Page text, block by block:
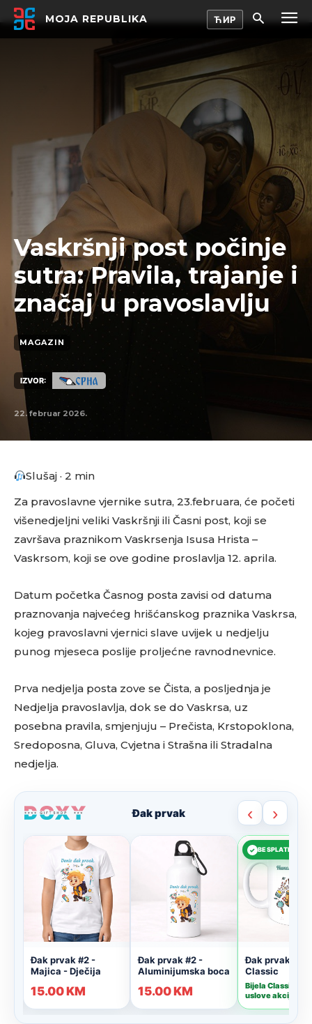
MOJA REPUBLIKA
Vaskršnji post počinje
sutra: Pravila, trajanje i
značaj u pravoslavlju
MAGAZIN
IZVOR:
22. februar 2026.
Slušaj · 2 min
Za pravoslavne vjernike sutra, 23.februara, će početi
višenedjeljni veliki Vaskršnji ili Časni post, koji se
završava praznikom Vaskrsenja Isusa Hrista –
Vaskrsom, koji se ove godine proslavlja 12. aprila.
Datum početka Časnog posta zavisi od datuma
praznovanja najvećeg hrišćanskog praznika Vaskrsa,
kojeg pravoslavni vjernici slave uvijek u nedjelju
punog mjeseca poslije proljećne ravnodnevnice.
Prva nedjelja posta zove se Čista, a posljednja je
Nedjelja pravoslavlja, dok se do Vaskrsa, uz
posebna pravila, smjenjuju – Prečista, Krstopoklona,
Sredoposna, Gluva, Cvjetna i Strašna ili Stradalna
nedjelja.